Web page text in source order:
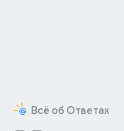
Всё об Ответах